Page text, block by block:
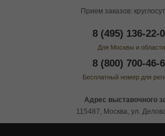
Прием заказов:
8 (495) 136-22-
Для Москвы и области
8 (800) 700-46-
Бесплатный номер для
Адрес выставочного
115487, Москва, ул.